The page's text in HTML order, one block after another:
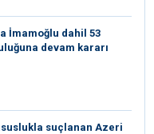
İmamoğlu dahil 53
devam kararı
suçlanan Azeri